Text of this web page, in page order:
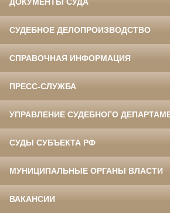
СУДЕБНОЕ ДЕЛОПРОИЗВОДСТВО
СПРАВОЧНАЯ ИНФОРМАЦИЯ
ПРЕСС-СЛУЖБА
УПРАВЛЕНИЕ СУДЕБНОГО
СУДЫ СУБЪЕКТА РФ
МУНИЦИПАЛЬНЫЕ ОРГАНЫ ВЛАСТИ
ВАКАНСИИ